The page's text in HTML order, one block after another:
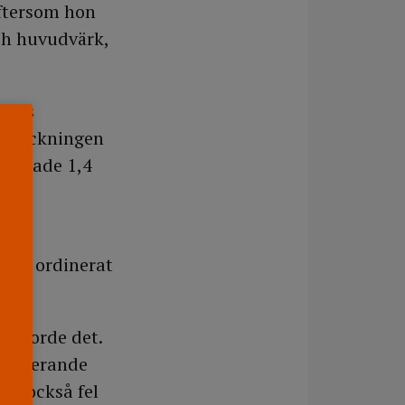
hon
huvudvärk,
1,4
av ordinerat
gjorde det.
också fel